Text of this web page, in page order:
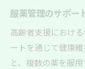
服薬管理のサポー
高齢者支援におけ
ートを通じて健康
と、複数の薬を服